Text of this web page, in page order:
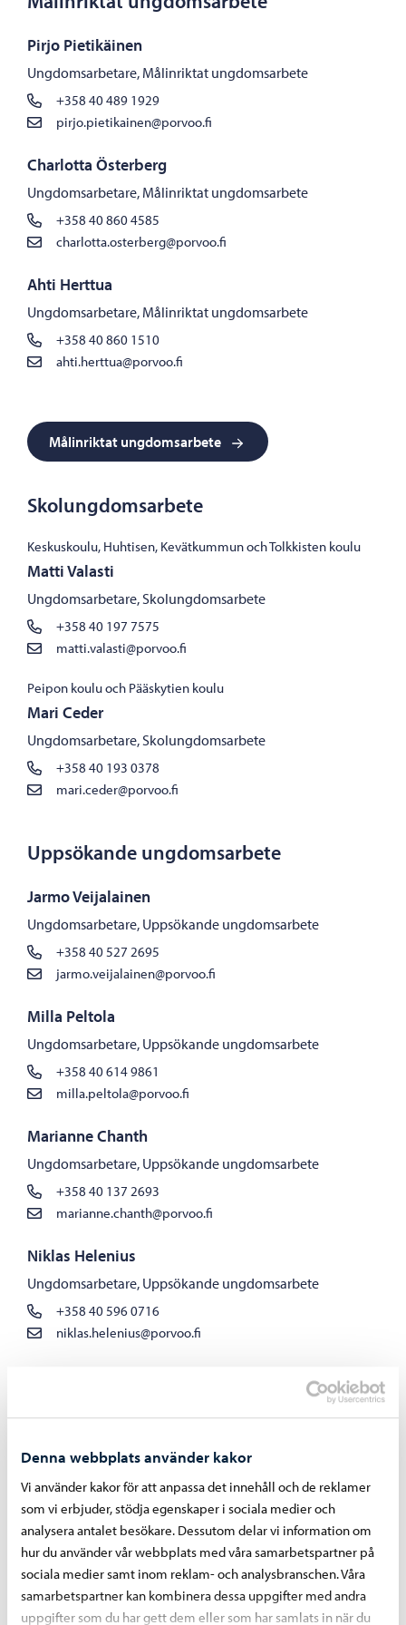
Denna webbplats använder kakor
Vi använder kakor för att anpassa det innehåll och de reklamer
som vi erbjuder, stödja egenskaper i sociala medier och
analysera antalet besökare. Dessutom delar vi information om
hur du använder vår webbplats med våra samarbetspartner på
sociala medier samt inom reklam- och analysbranschen. Våra
samarbetspartner kan kombinera dessa uppgifter med andra
uppgifter som du har gett dem eller som har samlats in när du
Pirjo Pietikäinen
Ungdomsarbetare, Målinriktat ungdomsarbete
+358 40 489 1929
pirjo.pietikainen@porvoo.fi
Charlotta Österberg
Ungdomsarbetare, Målinriktat ungdomsarbete
+358 40 860 4585
charlotta.osterberg@porvoo.fi
Ahti Herttua
Ungdomsarbetare, Målinriktat ungdomsarbete
+358 40 860 1510
ahti.herttua@porvoo.fi
Målinriktat ungdomsarbete
Skolungdomsarbete
Keskuskoulu, Huhtisen, Kevätkummun och Tolkkisten koulu
Matti Valasti
Ungdomsarbetare, Skolungdomsarbete
+358 40 197 7575
matti.valasti@porvoo.fi
Peipon koulu och Pääskytien koulu
Mari Ceder
Ungdomsarbetare, Skolungdomsarbete
+358 40 193 0378
mari.ceder@porvoo.fi
Uppsökande ungdomsarbete
Jarmo Veijalainen
Ungdomsarbetare, Uppsökande ungdomsarbete
+358 40 527 2695
jarmo.veijalainen@porvoo.fi
Milla Peltola
Ungdomsarbetare, Uppsökande ungdomsarbete
+358 40 614 9861
milla.peltola@porvoo.fi
Marianne Chanth
Ungdomsarbetare, Uppsökande ungdomsarbete
+358 40 137 2693
marianne.chanth@porvoo.fi
Niklas Helenius
Ungdomsarbetare, Uppsökande ungdomsarbete
+358 40 596 0716
niklas.helenius@porvoo.fi
Uppsökande ungdomsarbete
Ungdomslokal Kertsi
Miika Koistinen
Ansvarig ungdomsarbetare, Ungdomslokal Kertsi
+358 40 686 3665
miika.koistinen@porvoo.fi